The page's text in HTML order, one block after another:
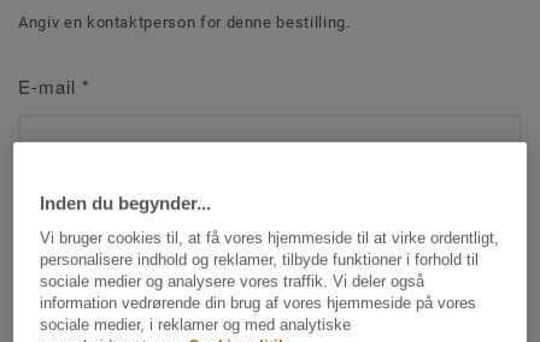
Angiv en kontaktperson for denne bestilling.
E-mail *
Navn*
Inden du begynder...
Vi bruger cookies til, at få vores hjemmeside til at virke ordentligt,
personalisere indhold og reklamer, tilbyde funktioner i forhold til
sociale medier og analysere vores traffik. Vi deler også
information vedrørende din brug af vores hjemmeside på vores
sociale medier, i reklamer og med analytiske